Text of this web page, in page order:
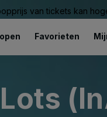
van tickets kan
Favorieten